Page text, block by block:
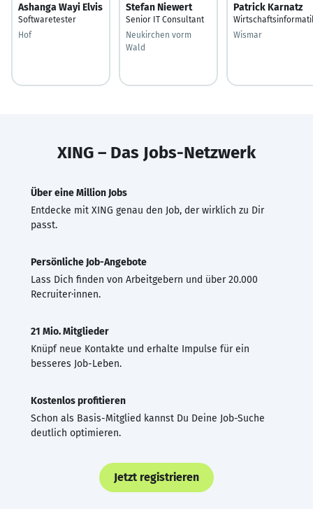
Ashanga Wayi Elvis
Softwaretester
Hof
Stefan Niewert
Senior IT Consultant
Neukirchen vorm
Wald
Patrick Karnatz
Wismar
XING – Das Jobs-Netzwerk
Über eine Million Jobs
Entdecke mit XING genau den Job, der wirklich zu Dir
passt.
Persönliche Job-Angebote
Lass Dich finden von Arbeitgebern und über 20.000
Recruiter·innen.
21 Mio. Mitglieder
Knüpf neue Kontakte und erhalte Impulse für ein
besseres Job-Leben.
Kostenlos profitieren
Schon als Basis-Mitglied kannst Du Deine Job-Suche
deutlich optimieren.
Jetzt registrieren